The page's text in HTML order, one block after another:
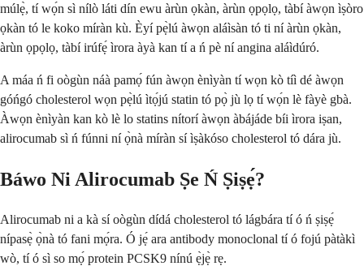
múlẹ̀, tí wọ́n sì nílò láti dín ewu àrùn ọkàn, àrùn ọpọlọ, tàbí àwọn ìṣòro
ọkàn tó le koko míràn kù. Èyí pẹ̀lú àwọn aláìsàn tó ti ní àrùn ọkàn,
àrùn ọpọlọ, tàbí irúfẹ́ ìrora àyà kan tí a ń pè ní angina aláìdúró.
A máa ń fi oògùn náà pamọ́ fún àwọn ènìyàn tí wọn kò tíì dé àwọn
góńgó cholesterol wọn pẹ̀lú ìtọ́jú statin tó pọ̀ jù lọ tí wọ́n lè fàyè gbà.
Àwọn ènìyàn kan kò lè lo statins nítorí àwọn àbájáde bíi ìrora iṣan,
alirocumab sì ń fúnni ní ọ̀nà míràn sí ìṣàkóso cholesterol tó dára jù.
Báwo Ni Alirocumab Ṣe Ń Ṣiṣẹ́?
Alirocumab ni a kà sí oògùn dídá cholesterol tó lágbára tí ó ń ṣiṣẹ́
nípasẹ̀ ọ̀nà tó fani mọ́ra. Ó jẹ́ ara antibody monoclonal tí ó fojú pàtàkì
wò, tí ó sì so mọ́ protein PCSK9 nínú ẹ̀jẹ̀ rẹ.